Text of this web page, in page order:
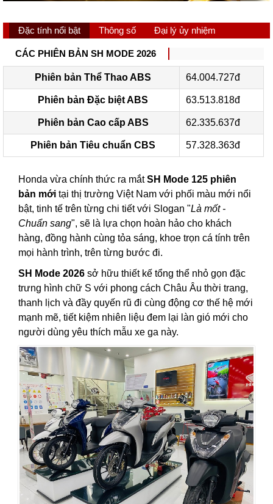
Đặc tính nổi bật Thông số Đại lý ủy nhiệm
CÁC PHIÊN BẢN SH MODE 2026
Phiên bản Thể Thao ABS 64.004.727đ
Phiên bản Đặc biệt ABS 63.513.818đ
Phiên bản Cao cấp ABS 62.335.637đ
Phiên bản Tiêu chuẩn CBS 57.328.363đ
Honda vừa chính thức ra mắtSH Mode 125 phiên
bản mới tại thị trường Việt Nam với phối màu mới nổi
bật, tinh tế trên từng chi tiết với Slogan "Là mốt -
Chuẩn sang", sẽ là lựa chọn hoàn hảo cho khách
hàng, đồng hành cùng tỏa sáng, khoe trọn cá tính trên
mọi hành trình, trên từng bước đi.
SH Mode 2026 sở hữu thiết kế tổng thể nhỏ gọn đặc
trưng hình chữ S với phong cách Châu Âu thời trang,
thanh lịch và đầy quyến rũ đi cùng động cơ thế hệ mới
mạnh mẽ, tiết kiệm nhiên liệu đem lại làn gió mới cho
người dùng yêu thích mẫu xe ga này.